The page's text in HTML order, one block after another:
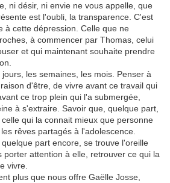
ni désir, ni envie ne vous appelle, que
est l'oubli, la transparence. C'est
à cette dépression. Celle que ne
à commencer par Thomas, celui
et qui maintenant souhaite prendre
les semaines, les mois. Penser à
d'être, de vivre avant ce travail qui
ce trop plein qui l'a submergée,
à s'extraire. Savoir que, quelque part,
qui la connait mieux que personne
rêves partagés à l'adolescence.
part encore, se trouve l'oreille
porter attention à elle, retrouver ce qui la
vivre.
plus que nous offre Gaëlle Josse,